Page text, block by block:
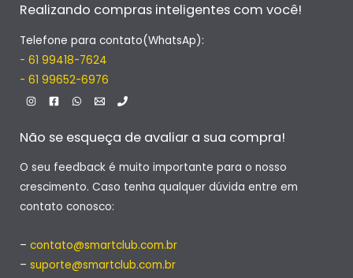
Realizando compras inteligentes com você!
Telefone para contato(WhatsAp):
- 61 99418-7624
- 61 99652-6976
Não se esqueça de avaliar a sua compra!
O seu feedback é muito importante para o nosso
crescimento. Caso tenha qualquer dúvida entre em
contato conosco:
– contato@smartclub.com.br
– suporte@smartclub.com.br